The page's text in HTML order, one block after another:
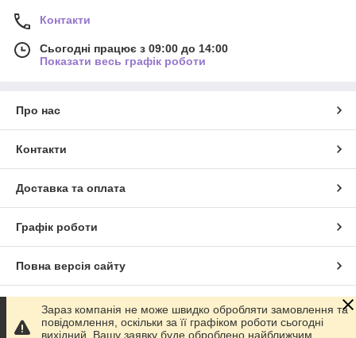
Контакти
Сьогодні працює з 09:00 до 14:00
Показати весь графік роботи
Про нас
Контакти
Доставка та оплата
Графік роботи
Повна версія сайту
Сайт створено на маркетплейсіProm.ua
Зараз компанія не може швидко обробляти замовлення та
повідомлення, оскільки за її графіком роботи сьогодні
вихідний. Вашу заявку буде оброблено найближчим